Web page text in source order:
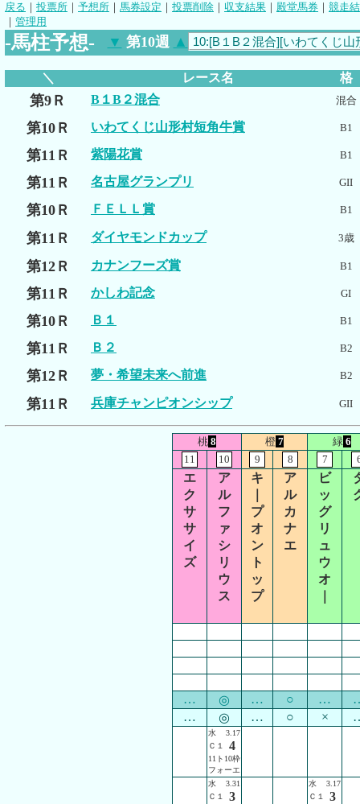
戻る ｜ 投票所 ｜ 予想所 ｜ 馬券設定 ｜ 投票削除 ｜ 収支結果 ｜ 殿堂馬券 ｜ 競走
｜ 管理用
-馬柱予想- ▼ 第10週 ▲
＼ レース名 格
第9Ｒ B１B２混合 混合
第10Ｒ いわてくじ山形村短角牛賞 B1
第11Ｒ 紫陽花賞 B1
第11Ｒ 名古屋グランプリ GII
第10Ｒ ＦＥＬＬ賞 B1
第11Ｒ ダイヤモンドカップ 3歳
第12Ｒ カナンフーズ賞 B1
第11Ｒ かしわ記念 GI
第10Ｒ Ｂ１ B1
第11Ｒ Ｂ２ B2
第12Ｒ 夢・希望未来へ前進 B2
第11Ｒ 兵庫チャンピオンシップ GII
桃 8 橙 7 緑 6
11
10 9 8 7
エ
ク
サ
サ
イ
ズ
ア
ル
フ
ァ
シ
リ
ウ
ス
キ
プ
オ
ン
ト
ッ
プ
ア
ル
カ
ナ
エ
ビ
ッ
グ
リ
ュ
ウ
オ
… ◎ … ○ …
…
◎ … ○ ×
水
3.17
Ｃ１
4
11ト10枠
フォーエ
水
3.31
Ｃ１
3
水
3.17
Ｃ１
3